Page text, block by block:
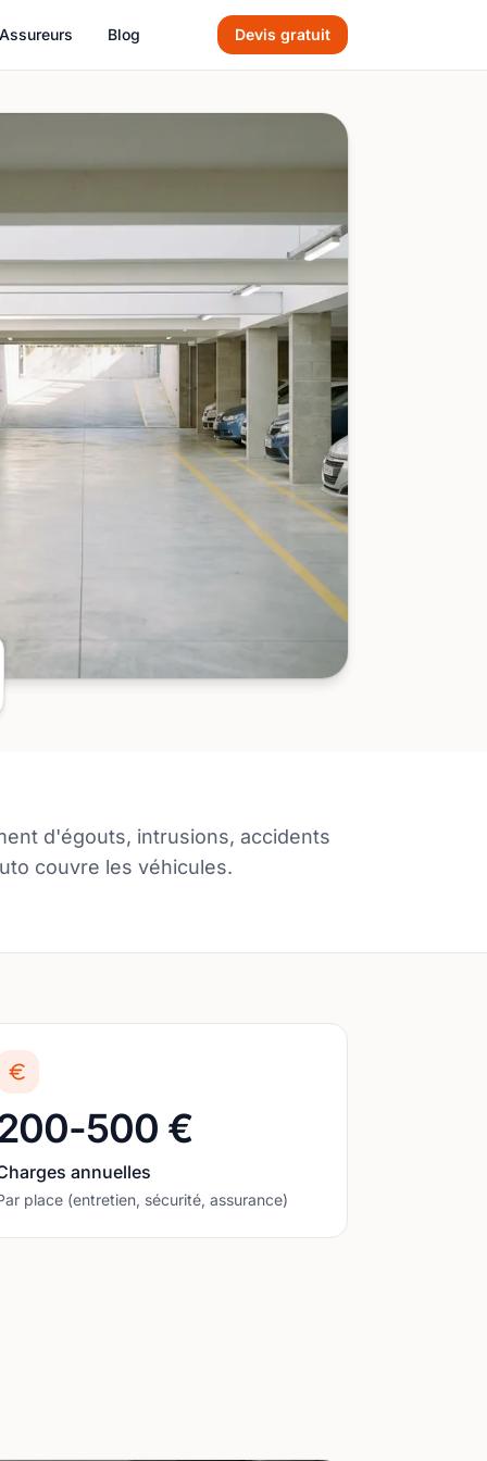
Blog Devis gratuit
d'égouts, intrusions, accidents
couvre les véhicules.
500 €
annuelles
place (entretien, sécurité, assurance)